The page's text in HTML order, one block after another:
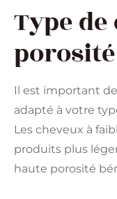
Type
porosité
Il est important
adapté à votre
Les cheveux à
produits plus
haute porosité